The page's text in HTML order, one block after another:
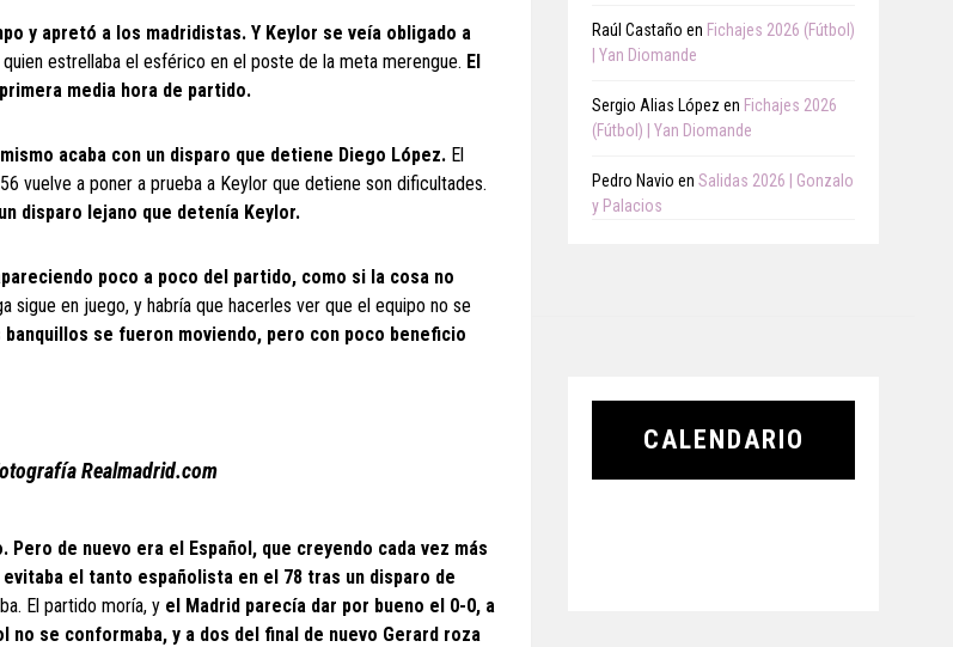
y apretó a los madridistas. Y Keylor se veía obligado a
estrellaba el esférico en el poste de la meta merengue. El
media hora de partido.
acaba con un disparo que detiene Diego López. El
vuelve a poner a prueba a Keylor que detiene son dificultades.
disparo lejano que detenía Keylor.
poco a poco del partido, como si la cosa no
sigue en juego, y habría que hacerles ver que el equipo no se
banquillos se fueron moviendo, pero con poco beneficio
Realmadrid.com
de nuevo era el Español, que creyendo cada vez más
el tanto españolista en el 78 tras un disparo de
El partido moría, y el Madrid parecía dar por bueno el 0-0, a
se conformaba, y a dos del final de nuevo Gerard roza
Raúl Castaño en Fichajes 2026 (Fútbol)
| Yan Diomande
Sergio Alias López en Fichajes 2026
(Fútbol) | Yan Diomande
Pedro Navio en Salidas 2026 | Gonzalo
y Palacios
CALENDARIO